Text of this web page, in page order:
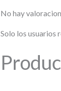
No hay
Solo los usuarios